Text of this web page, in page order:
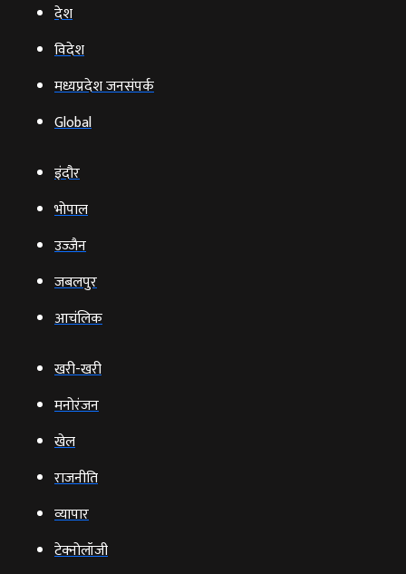
देश
विदेश
मध्यप्रदेश जनसंपर्क
Global
इंदौर
भोपाल
उज्‍जैन
जबलपुर
आचंलिक
खरी-खरी
मनोरंजन
खेल
राजनीति
व्‍यापार
टेक्‍नोलॉजी